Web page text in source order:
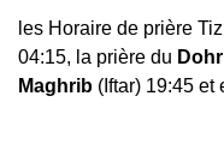
les Horaire de prière
04:15, la prière du Dohr
Maghrib (Iftar) 19:45 et